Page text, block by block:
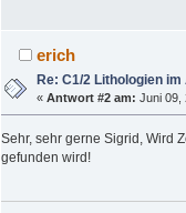
erich
Re: C1/2 Lithologien
«Antwort #2 am: Juni 09,
Sehr, sehr gerne Sigrid, Wird
gefunden wird!